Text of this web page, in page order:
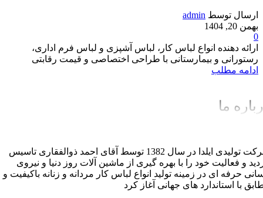
ارسال توسط admin
بهمن 20, 1404
0
ارائه دهنده انواع لباس کار، لباس آشپزی و لباس فرم اداری،
رستورانی و بیمارستانی با طراحی اختصاصی و قیمت رقابتی
ادامه مطلب
ما
شرکت تولیدی ایلدا در سال 1382 توسط آقای احمد ذوالفقاری تاسیس
و فعالیت خود را با بهره گیری از ماشین آلات روز دنیا و نیروی
حرفه ای در زمینه تولید انواع لباس کار مردانه و زنانه باکیفیت و
با استاندارد های جهانی آغاز کرد